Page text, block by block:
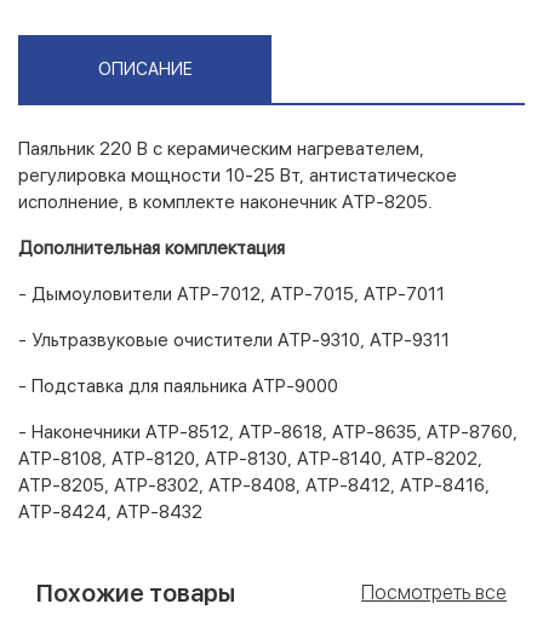
ОПИСАНИЕ
Паяльник 220 В с керамическим нагревателем,
регулировка мощности 10-25 Вт, антистатическое
исполнение, в комплекте наконечник АТР-8205.
Дополнительная комплектация
- Дымоуловители АТР-7012, АТР-7015, АТР-7011
- Ультразвуковые очистители АТР-9310, АТР-9311
- Подставка для паяльника АТР-9000
- Наконечники АТР-8512, АТР-8618, АТР-8635, АТР-8760,
АТР-8108, АТР-8120, АТР-8130, АТР-8140, АТР-8202,
АТР-8205, АТР-8302, АТР-8408, АТР-8412, АТР-8416,
АТР-8424, АТР-8432
Похожие товары Посмотреть все